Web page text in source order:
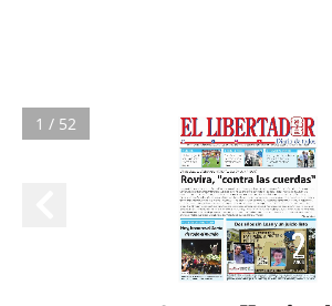
1 / 52